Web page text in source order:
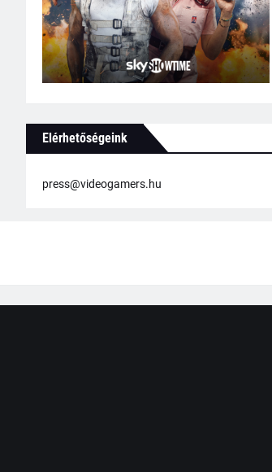
Elérhetőségeink
press@videogamers.hu